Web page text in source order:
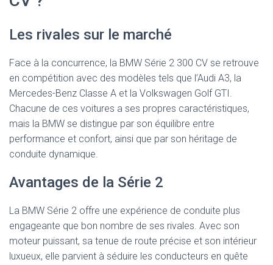
Les rivales sur le marché
Face à la concurrence, la BMW Série 2 300 CV se retrouve
en compétition avec des modèles tels que l’Audi A3, la
Mercedes-Benz Classe A et la Volkswagen Golf GTI.
Chacune de ces voitures a ses propres caractéristiques,
mais la BMW se distingue par son équilibre entre
performance et confort, ainsi que par son héritage de
conduite dynamique.
Avantages de la Série 2
La BMW Série 2 offre une expérience de conduite plus
engageante que bon nombre de ses rivales. Avec son
moteur puissant, sa tenue de route précise et son intérieur
luxueux, elle parvient à séduire les conducteurs en quête